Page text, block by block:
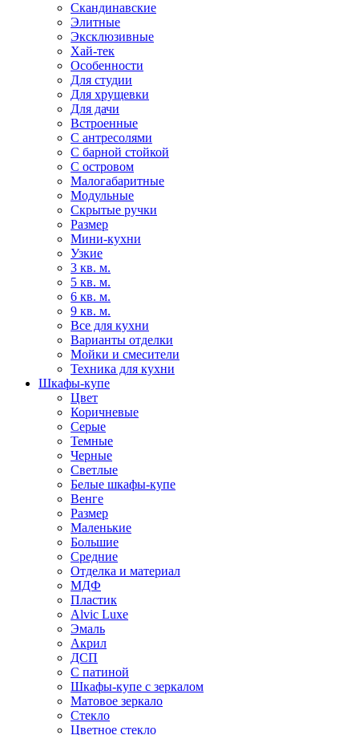
Скандинавские
Элитные
Эксклюзивные
Хай-тек
Особенности
Для студии
Для хрущевки
Для дачи
Встроенные
С антресолями
С барной стойкой
С островом
Малогабаритные
Модульные
Скрытые ручки
Размер
Мини-кухни
Узкие
3 кв. м.
5 кв. м.
6 кв. м.
9 кв. м.
Все для кухни
Варианты отделки
Мойки и смесители
Техника для кухни
Шкафы-купе
Цвет
Коричневые
Серые
Темные
Черные
Светлые
Белые шкафы-купе
Венге
Размер
Маленькие
Большие
Средние
Отделка и материал
МДФ
Пластик
Alvic Luxe
Эмаль
Акрил
ДСП
С патиной
Шкафы-купе с зеркалом
Матовое зеркало
Стекло
Цветное стекло